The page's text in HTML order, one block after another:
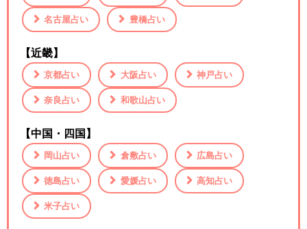
名古屋占い 豊橋占い
【近畿】
京都占い 大阪占い 神戸占い
奈良占い 和歌山占い
【中国・四国】
岡山占い 倉敷占い 広島占い
徳島占い 愛媛占い 高知占い
米子占い